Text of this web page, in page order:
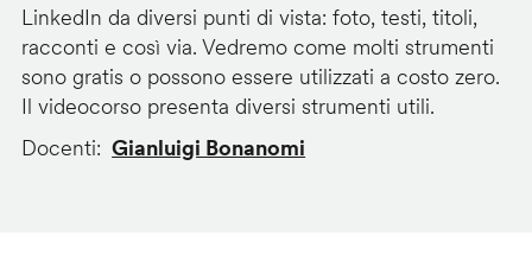
LinkedIn da diversi punti di vista: foto, testi, titoli,
racconti e così via. Vedremo come molti strumenti
sono gratis o possono essere utilizzati a costo zero.
Il videocorso presenta diversi strumenti utili.
Docenti
Gianluigi Bonanomi